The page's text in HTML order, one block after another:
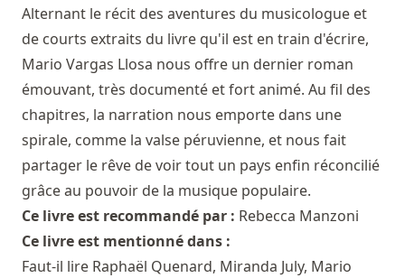
Alternant le récit des aventures du musicologue et
de courts extraits du livre qu'il est en train d'écrire,
Mario Vargas Llosa nous offre un dernier roman
émouvant, très documenté et fort animé. Au fil des
chapitres, la narration nous emporte dans une
spirale, comme la valse péruvienne, et nous fait
partager le rêve de voir tout un pays enfin réconcilié
grâce au pouvoir de la musique populaire.
Ce livre est recommandé par : Rebecca Manzoni
Ce livre est mentionné dans :
Faut-il lire Raphaël Quenard, Miranda July, Mario